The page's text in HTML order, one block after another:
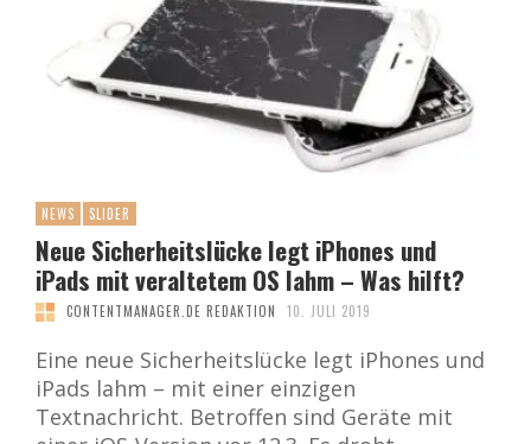
NEWS SLIDER
Neue Sicherheitslücke legt iPhones und
iPads mit veraltetem OS lahm – Was hilft?
CONTENTMANAGER.DE REDAKTION 10. JULI 2019
Eine neue Sicherheitslücke legt iPhones und
iPads lahm – mit einer einzigen
Textnachricht. Betroffen sind Geräte mit